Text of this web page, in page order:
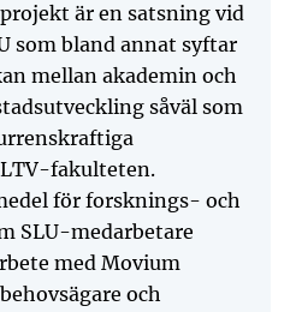
är en satsning vid
som bland annat syftar
mellan akademin och
såväl som
fakulteten.
för forsknings- och
SLU-medarbetare
med Movium
och